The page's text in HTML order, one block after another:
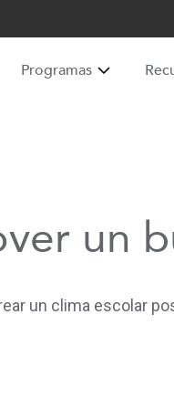
Programas
un
un clima escolar